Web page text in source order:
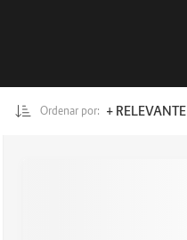
Ordenar por: + RELEVANTE